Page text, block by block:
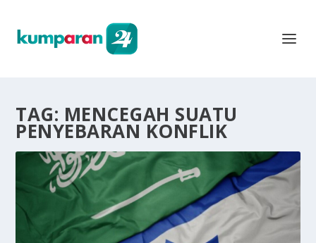
TAG: MENCEGAH SUATU
PENYEBARAN KONFLIK